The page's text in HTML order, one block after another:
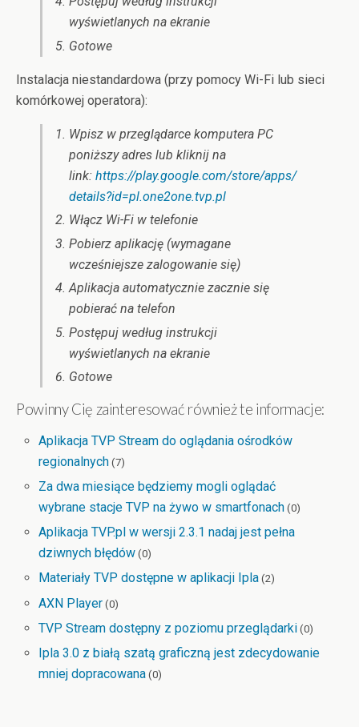
wyświetlanych na ekranie
Gotowe
Instalacja niestandardowa (przy pomocy Wi-Fi lub sieci
komórkowej operatora):
Wpisz w przeglądarce komputera PC
poniższy adres lub kliknij na
link: https://play.google.com/store/apps/
details?id=pl.one2one.tvp.pl
Włącz Wi-Fi w telefonie
Pobierz aplikację (wymagane
wcześniejsze zalogowanie się)
Aplikacja automatycznie zacznie się
pobierać na telefon
Postępuj według instrukcji
wyświetlanych na ekranie
Gotowe
Powinny Cię zainteresować również te informacje:
Aplikacja TVP Stream do oglądania ośrodków
regionalnych (7)
Za dwa miesiące będziemy mogli oglądać
wybrane stacje TVP na żywo w smartfonach (0)
Aplikacja TVP.pl w wersji 2.3.1 nadaj jest pełna
dziwnych błędów (0)
Materiały TVP dostępne w aplikacji Ipla (2)
AXN Player (0)
TVP Stream dostępny z poziomu przeglądarki (0)
Ipla 3.0 z białą szatą graficzną jest zdecydowanie
mniej dopracowana (0)